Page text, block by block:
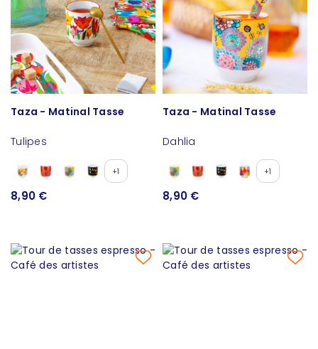
Taza - Matinal Tasse
Tulipes
+1
8,90 €
Taza - Matinal Tasse
Dahlia
+1
8,90 €